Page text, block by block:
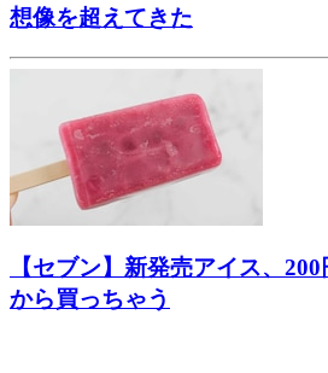
想像を超えてきた
【セブン】新発売アイス、
から買っちゃう